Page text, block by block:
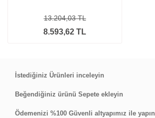
8.593,62 TL
13.204,03 TL
İstediğiniz Ürünleri inceleyin
Beğendiğiniz ürünü Sepete ekleyin
Ödemenizi %100 Güvenli altyapımız ile yapın